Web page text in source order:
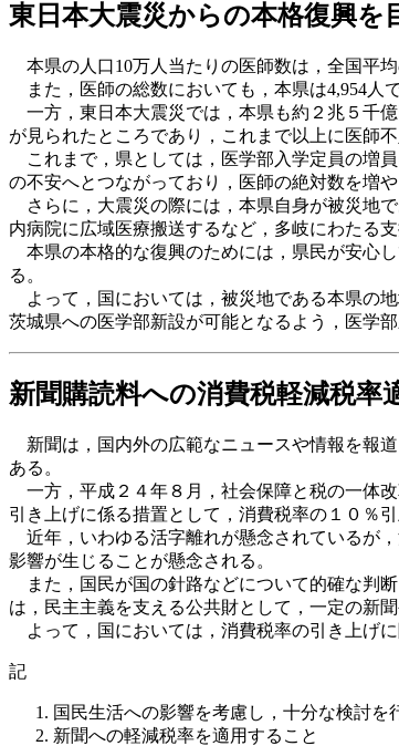
東日本大震災からの本格復興
本県の人口10万人当たりの医師数は，全国平
また，医師の総数においても，本県は4,954人
一方，東日本大震災では，本県も約２兆５千
が見られたところであり，これまで以上に医師不
これまで，県としては，医学部入学定員の増
の不安へとつながっており，医師の絶対数を増
さらに，大震災の際には，本県自身が被災地
内病院に広域医療搬送するなど，多岐にわたる
本県の本格的な復興のためには，県民が安心
る。
よって，国においては，被災地である本県の
茨城県への医学部新設が可能となるよう，医学
新聞購読料への消費税軽減税率
新聞は，国内外の広範なニュースや情報を報
ある。
一方，平成２４年８月，社会保障と税の一体
引き上げに係る措置として，消費税率の１０％
近年，いわゆる活字離れが懸念されているが
影響が生じることが懸念される。
また，国民が国の針路などについて的確な判
は，民主主義を支える公共財として，一定の新
よって，国においては，消費税率の引き上げ
記
国民生活への影響を考慮し，十分な検討を
新聞への軽減税率を適用すること